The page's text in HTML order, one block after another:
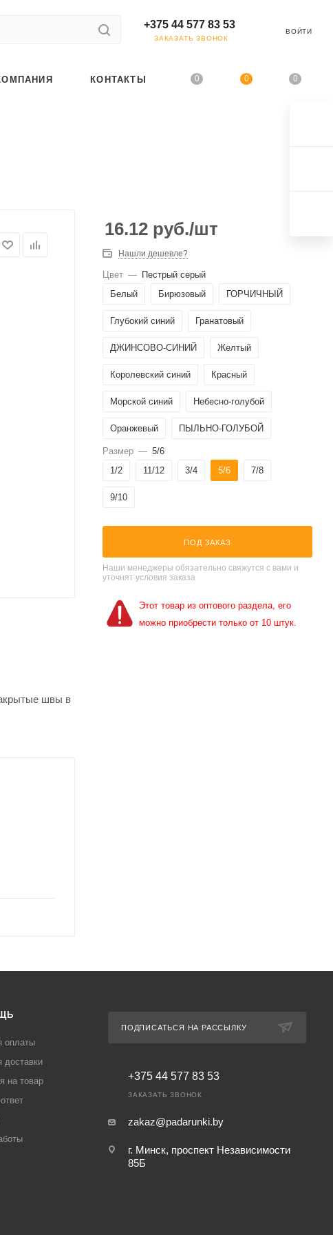
+375 44 577 83 53
ЗАКАЗАТЬ ЗВОНОК
ВОЙТИ
0 0 0
КОНТАКТЫ
швы в
16.12 руб./шт
Нашли дешевле?
Цвет — Пестрый серый
Белый
Бирюзовый ГОРЧИЧНЫЙ
Глубокий синий Гранатовый
ДЖИНСОВО-СИНИЙ Желтый
Королевский синий Красный
Морской синий Небесно-голубой
Оранжевый ПЫЛЬНО-ГОЛУБОЙ
Пестрый серый
Темно-Розовый
Размер — 5/6
1/2
11/12 3/4 5/6 7/8
9/10
ПОД ЗАКАЗ
Наши менеджеры обязательно свяжутся с вами и
уточнят условия заказа
Этот товар из оптового раздела, его
можно приобрести только от 10 штук.
оплаты
доставки
на товар
ПОДПИСАТЬСЯ НА РАССЫЛКУ
+375 44 577 83 53
ЗАКАЗАТЬ ЗВОНОК
zakaz@padarunki.by
г. Минск, проспект Независимости
85Б